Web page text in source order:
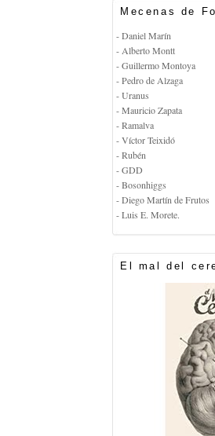
Mecenas de
- Daniel Marín
- Alberto Montt
- Guillermo Montoya
- Pedro de Alzaga
- Uranus
- Mauricio Zapata
- Ramalva
- Víctor Teixidó
- Rubén
- GDD
- Bosonhiggs
- Diego Martín de Frutos
- Luis E. Morete.
El mal del